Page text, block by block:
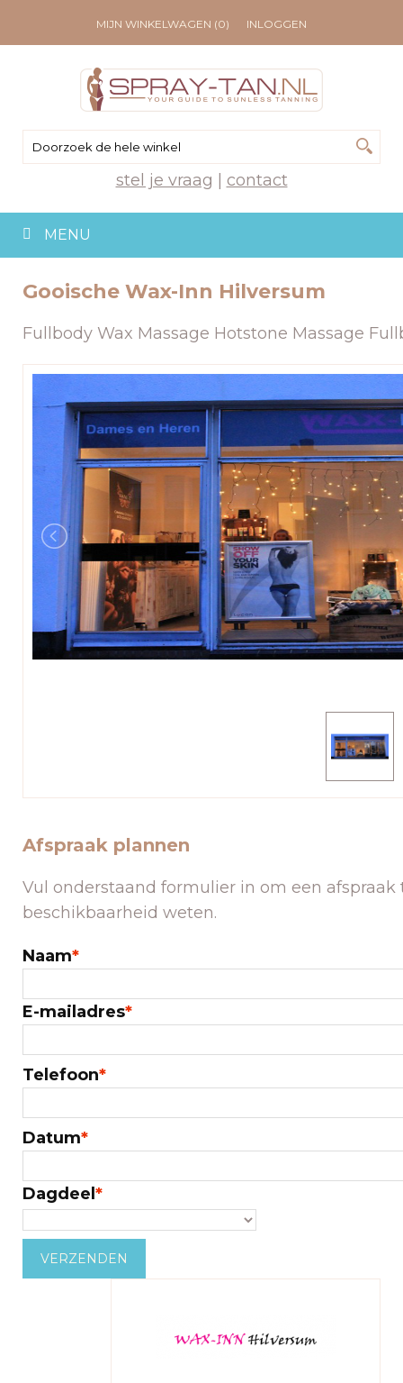
MIJN WINKELWAGEN (0) INLOGGEN
stel je vraag contact
MENU
Gooische Wax-Inn Hilversum
Fullbody Wax Massage Hotstone Massage
Afspraak plannen
Vul onderstaand formulier in om een afspraak
beschikbaarheid weten.
*
Naam
*
E-mailadres
*
Telefoon
*
Datum
*
Dagdeel
VERZENDEN